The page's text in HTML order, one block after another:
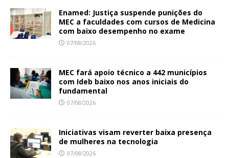
Enamed: Justiça suspende punições do
MEC a faculdades com cursos de Medicina
com baixo desempenho no exame
07/08/2026
MEC fará apoio técnico a 442 municípios
com Ideb baixo nos anos iniciais do
fundamental
07/08/2026
Iniciativas visam reverter baixa presença
de mulheres na tecnologia
07/08/2026